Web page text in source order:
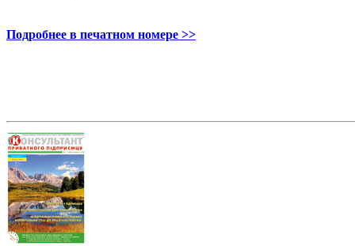
Подробнее в печатном номере >>